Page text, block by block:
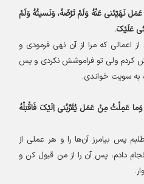
نَهَیْتَنى عَنْهُ وَلَمْ تَرْضَهُ، وَنَسیتُهُ وَلَمْ
عَلَیْکَ.
اعمالى که مرا از آن نهى فرمودى و
کردم ولى تو فراموشش نکردى و پس
به سویت خواندى.
عَمِلْتُ مِنْ عَمَل یُقَرِّبُنى اِلَیْکَ فَاقْبَلْهُ
پس بیامرز آن‌ها را و هر عملى از
دادم، پس آن را از من قبول کن و
.